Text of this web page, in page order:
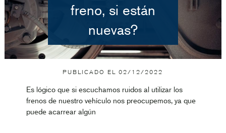
freno, si están
nuevas?
PUBLICADO EL02/12/2022
Es lógico que si escuchamos ruidos al utilizar los
frenos de nuestro vehículo nos preocupemos, ya que
puede acarrear algún